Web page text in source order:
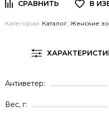
Категории: Каталог, Женские
Антиветер
Вес, г